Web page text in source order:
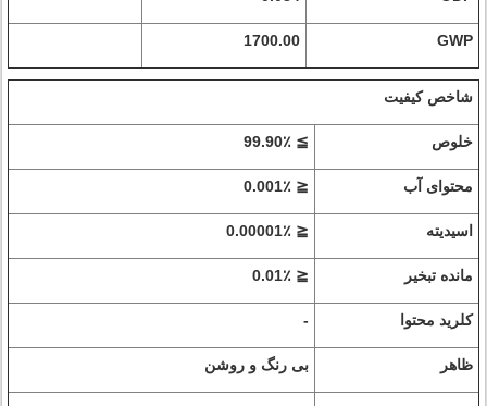
GWP
1700.00
شاخص کیفیت
خلوص ≧ 99.90٪
محتوای آب ≦ 0.001٪
اسیدیته ≦ 0.00001٪
مانده تبخیر ≦ 0.01٪
کلرید محتوا -
ظاهر بی رنگ و روشن